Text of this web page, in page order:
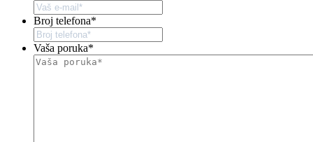
Broj telefona*
Vaša poruka*